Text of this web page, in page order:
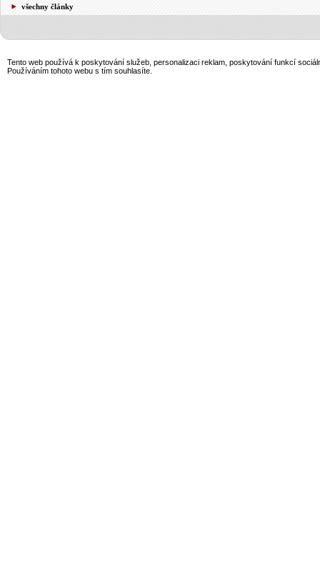
všechny články
Tento web používá k poskytování služeb, personalizaci reklam, poskytování funkcí
Používáním tohoto webu s tím souhlasíte.